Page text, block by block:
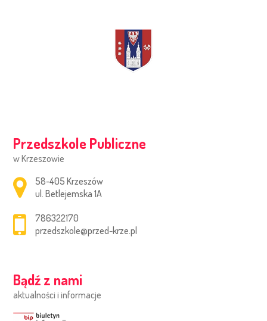
Przedszkole Publiczne
w Krzeszowie
Adres pocztowy:
58-405 Krzeszów
ul. Betlejemska 1A
786322170
przedszkole@przed-krze.pl
Bądź z nami
aktualności i informacje